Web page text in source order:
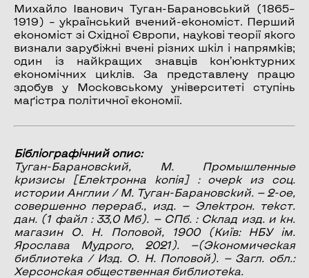
Михайло Іванович Туган-Барановський (1865–
1919) – український вчений-економіст. Перший
економіст зі Східної Європи, наукові теорії якого
визнали зарубіжні вчені різних шкіл і напрямків;
один із найкращих знавців кон’юнктурних
економічних циклів. За представлену працю
здобув у Московському університеті ступінь
маґістра політичної економії.
Бібліографічний опис:
Туган-Барановский, М.
Промышленные
кризисы[Електронна копія] : очерк из соц.
истории Англии / М. Туган-Барановский. — 2-ое,
совершенно перераб., изд. — Электрон. текст.
дан. (1 файл : 33,0 Мб). — СПб. : Склад изд. и кн.
магазин О. Н. Поповой, 1900 (Київ: НБУ ім.
Ярослава Мудрого, 2021). —(Экономическая
библиотека / Изд. О. Н. Поповой). — Загл. обл.:
Херсонская общественная библиотека.